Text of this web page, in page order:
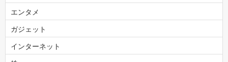
エンタメ
ガジェット
インターネット